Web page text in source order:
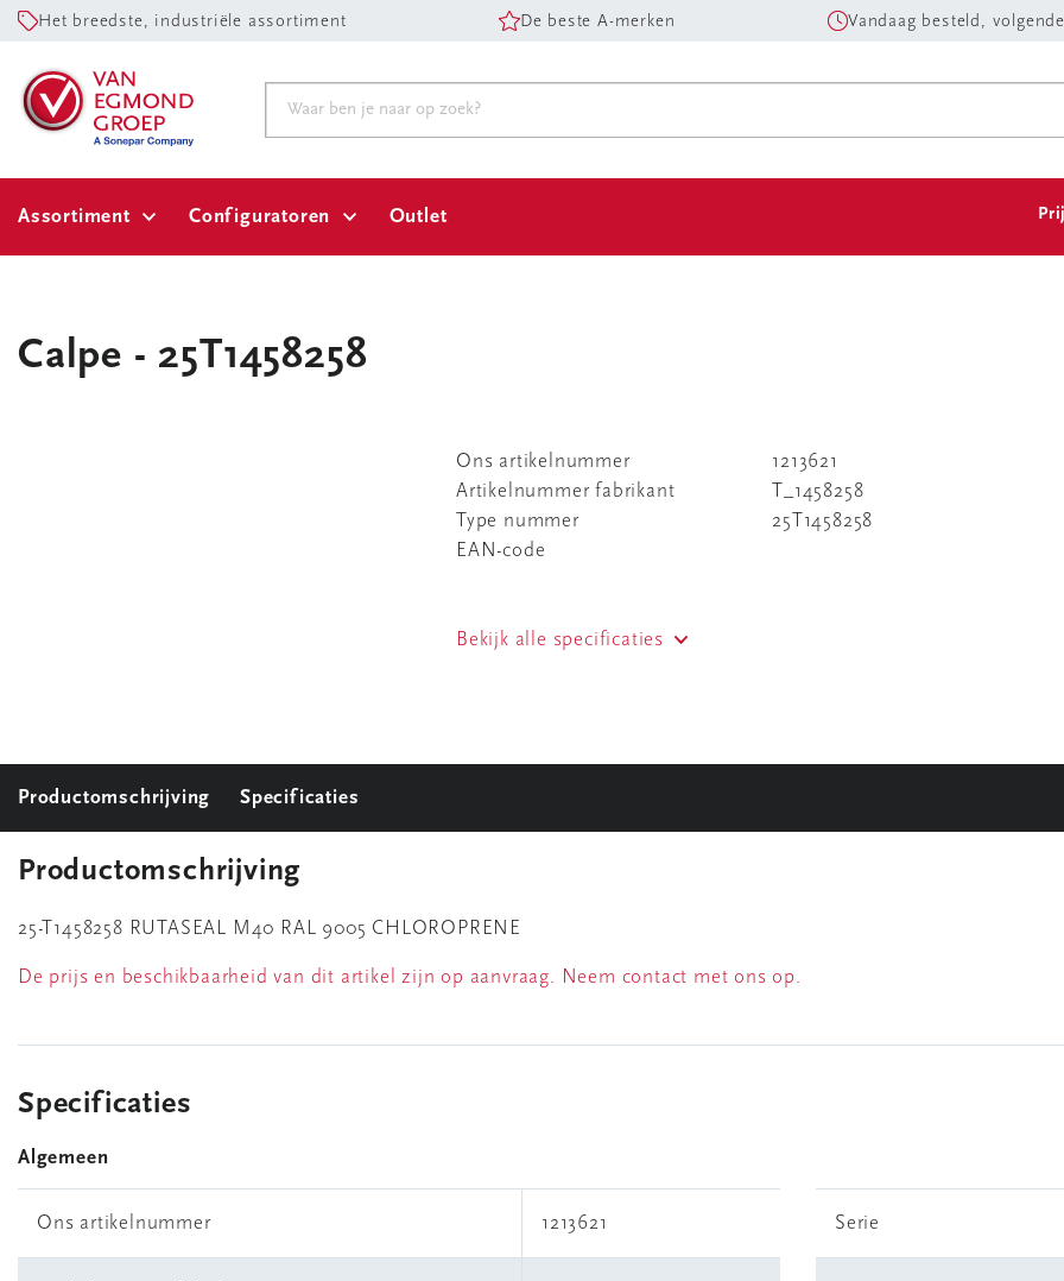
Het breedste, industriële assortiment De beste A-merken Vandaag besteld,
Assortiment Configuratoren Outlet
Calpe - 25T1458258
Ons artikelnummer
1213621
Artikelnummer fabrikant
T_1458258
Type nummer
25T1458258
EAN-code
Bekijk alle specificaties
Productomschrijving Specificaties
Productomschrijving
25-T1458258 RUTASEAL M40 RAL 9005 CHLOROPRENE
De prijs en beschikbaarheid van dit artikel zijn op aanvraag. Neem contact met ons op.
Specificaties
Algemeen
Ons artikelnummer 1213621 Serie